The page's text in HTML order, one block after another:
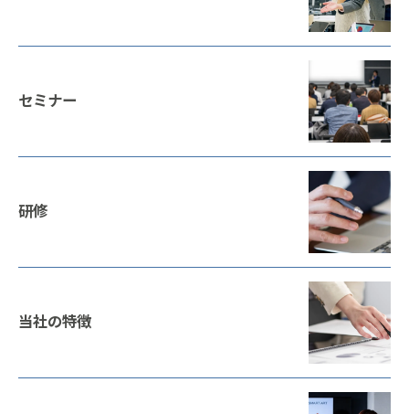
セミナー
研修
当社の特徴